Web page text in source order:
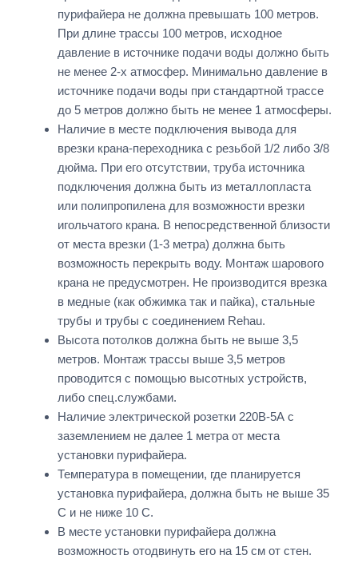
пурифайера не должна превышать 100 метров.
При длине трассы 100 метров, исходное
давление в источнике подачи воды должно быть
не менее 2-х атмосфер. Минимально давление в
источнике подачи воды при стандартной трассе
до 5 метров должно быть не менее 1 атмосферы.
Наличие в месте подключения вывода для
врезки крана-переходника с резьбой 1/2 либо 3/8
дюйма. При его отсутствии, труба источника
подключения должна быть из металлопласта
или полипропилена для возможности врезки
игольчатого крана. В непосредственной близости
от места врезки (1-3 метра) должна быть
возможность перекрыть воду. Монтаж шарового
крана не предусмотрен. Не производится врезка
в медные (как обжимка так и пайка), стальные
трубы и трубы с соединением Rehau.
Высота потолков должна быть не выше 3,5
метров. Монтаж трассы выше 3,5 метров
проводится с помощью высотных устройств,
либо спец.службами.
Наличие электрической розетки 220В-5А с
заземлением не далее 1 метра от места
установки пурифайера.
Температура в помещении, где планируется
установка пурифайера, должна быть не выше 35
С и не ниже 10 С.
В месте установки пурифайера должна
возможность отодвинуть его на 15 см от стен.